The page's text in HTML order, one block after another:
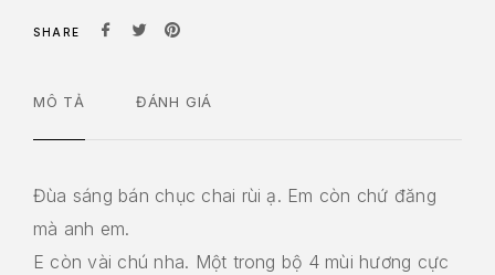
SHARE
MÔ TẢ ĐÁNH GIÁ
Đùa sáng bán chục chai rùi ạ. Em còn chứ đăng
mà anh em.
E còn vài chú nha. Một trong bộ 4 mùi hương cực